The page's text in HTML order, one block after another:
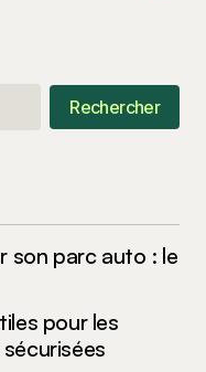
Rechercher
son parc auto : le
pour les